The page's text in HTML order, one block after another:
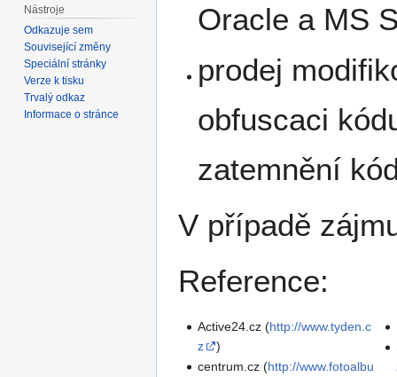
Oracle a MS
prodej
obfuscaci
zatemnění
V případě
Reference:
Active24.cz (http://www.tyden.c
z
)
centrum.cz (http://www.fotoalbu
Nástroje
Odkazuje sem
Související změny
Speciální stránky
Verze k tisku
Trvalý odkaz
Informace o stránce